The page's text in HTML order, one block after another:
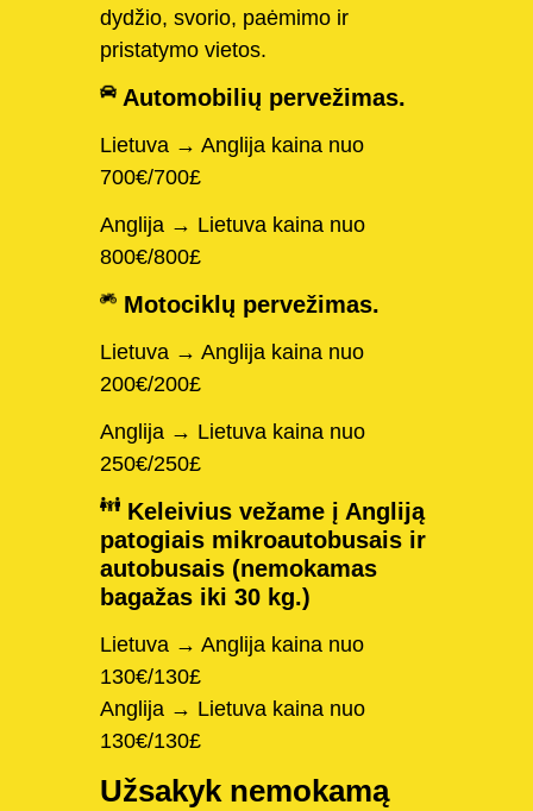
dydžio, svorio, paėmimo ir
pristatymo vietos.
Automobilių pervežimas.
Lietuva → Anglija kaina nuo
700€/700£
Anglija → Lietuva kaina nuo
800€/800£
Motociklų pervežimas.
Lietuva → Anglija kaina nuo
200€/200£
Anglija → Lietuva kaina nuo
250€/250£
Keleivius vežame į Angliją
patogiais mikroautobusais ir
autobusais (nemokamas
bagažas iki 30 kg.)
Lietuva → Anglija kaina nuo
130€/130£
Anglija → Lietuva kaina nuo
130€/130£
Užsakyk nemokamą